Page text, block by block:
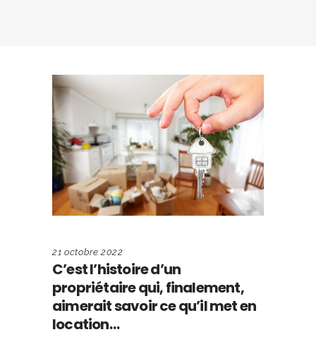
21 octobre 2022
C’est l’histoire d’un
propriétaire qui, finalement,
aimerait savoir ce qu’il met en
location…